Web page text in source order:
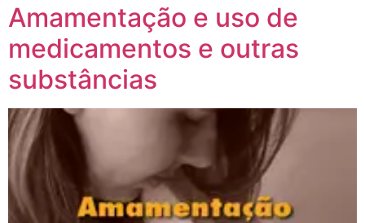
Amamentação e uso de
medicamentos e outras
substâncias